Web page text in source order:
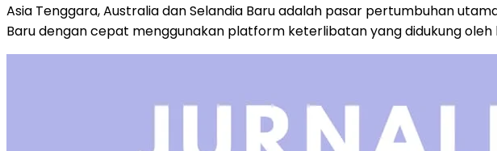
Asia Tenggara,AustraliadanSelandia Baruadalah pasar pertumbuhan
Barudengan cepat menggunakan platform keterlibatan yang didukung